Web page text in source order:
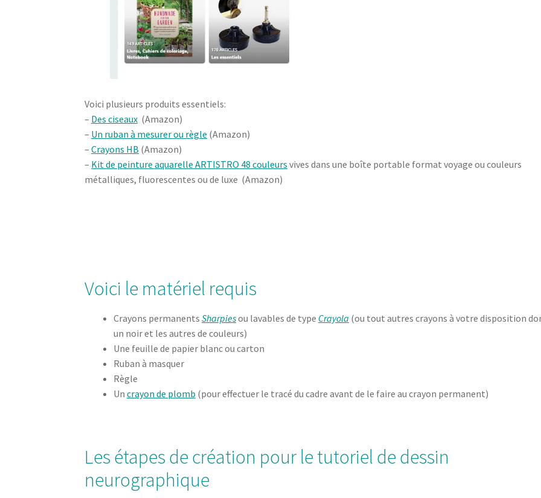
Voici plusieurs produits essentiels:
– Des ciseaux (Amazon)
– Un ruban à mesurer ou règle (Amazon)
–Crayons HB (Amazon)
– Kit de peinture aquarelle ARTISTRO 48 couleurs vives dans une boîte portable format voyage ou couleurs
métalliques, fluorescentes ou de luxe (Amazon)
Voici le matériel requis
Crayons permanentsSharpiesou lavables de type Crayola (ou tout autres crayons à votre disposition
un noir et les autres de couleurs)
Une feuille de papier blanc ou carton
Ruban à masquer
Règle
Uncrayon de plomb (pour effectuer le tracé du cadre avant de le faire au crayon permanent)
Les étapes de création pour le tutoriel de dessin
neurographique